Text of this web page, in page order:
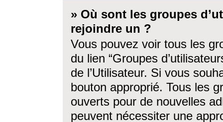
» Où sont les groupes
rejoindre un ?
Vous pouvez voir tous les
du lien “Groupes
de l’Utilisateur. Si vous
bouton approprié. Tous les
ouverts pour de nouvelles
peuvent nécessiter une